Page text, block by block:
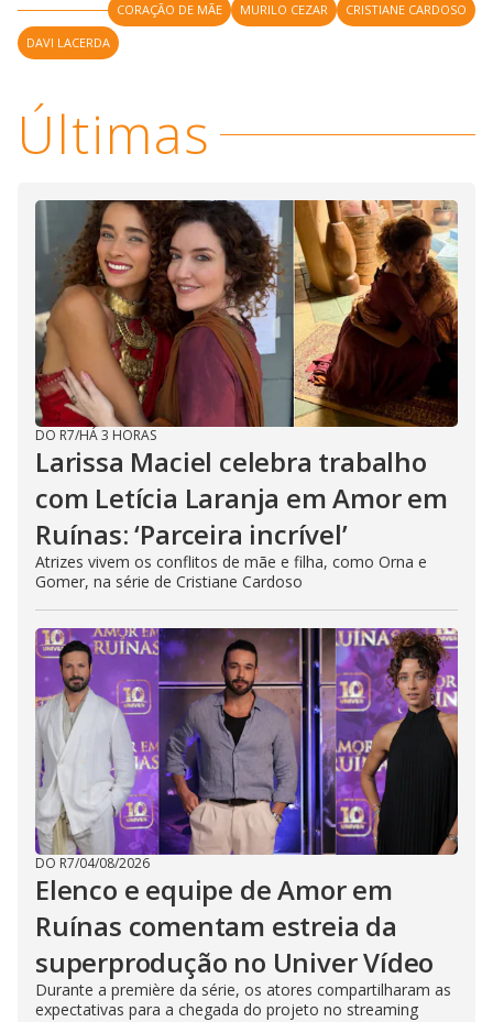
CORAÇÃO DE MÃE MURILO CEZAR
CRISTIANE CARDOSO
DAVI LACERDA
Últimas
DO R7/HÁ 3 HORAS
Larissa Maciel celebra trabalho
com Letícia Laranja em Amor em
Ruínas: ‘Parceira incrível’
Atrizes vivem os conflitos de mãe e filha, como Orna e
Gomer, na série de Cristiane Cardoso
DO R7/04/08/2026
Elenco e equipe de Amor em
Ruínas comentam estreia da
superprodução no Univer Vídeo
Durante a première da série, os atores compartilharam as
expectativas para a chegada do projeto no streaming